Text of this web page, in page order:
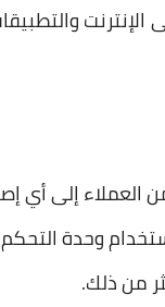
إلى أي
وحدة
من ذلك.